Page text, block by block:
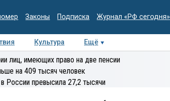
Законы Подписка Журнал «РФ сегодня»
Культура Ещё
Интервью Колумнисты
Деловая
лиц, имеющих право на две пенсии
на 409 тысяч человек
России превысила 27,2 тысячи